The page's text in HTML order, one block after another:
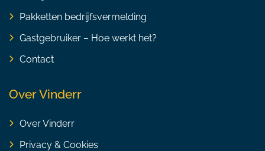
Pakketten bedrijfsvermelding
Gastgebruiker – Hoe werkt het?
Contact
Over Vinderr
Over Vinderr
Privacy & Cookies